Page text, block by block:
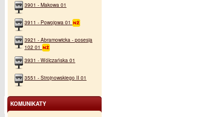
3901 - Makowa 01
3911 - Powojowa 01
3921 - Abramowicka - posesja
102 01
3931 - Wólczańska 01
3551 - Strojnowskiego II 01
KOMUNIKATY